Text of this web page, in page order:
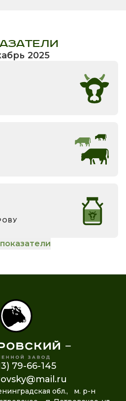
2025
79-66-145
обл., м. р-н